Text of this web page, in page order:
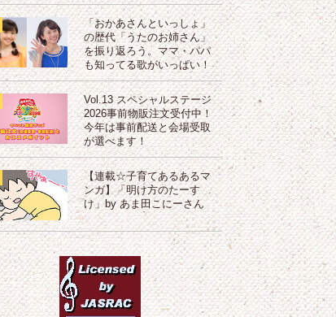
「おかあさんといっしょ」
の歴代「うたのお姉さん」
を振り返ろう。ママ・パパ
も知ってる歌がいっぱい！
Vol.13 スペシャルステージ
2026事前物販注文受付中！
今年は事前配送と会場受取
が選べます！
【連載☆子育てあるあるマ
ンガ】「明け方のたーす
け」by あま田こにーさん